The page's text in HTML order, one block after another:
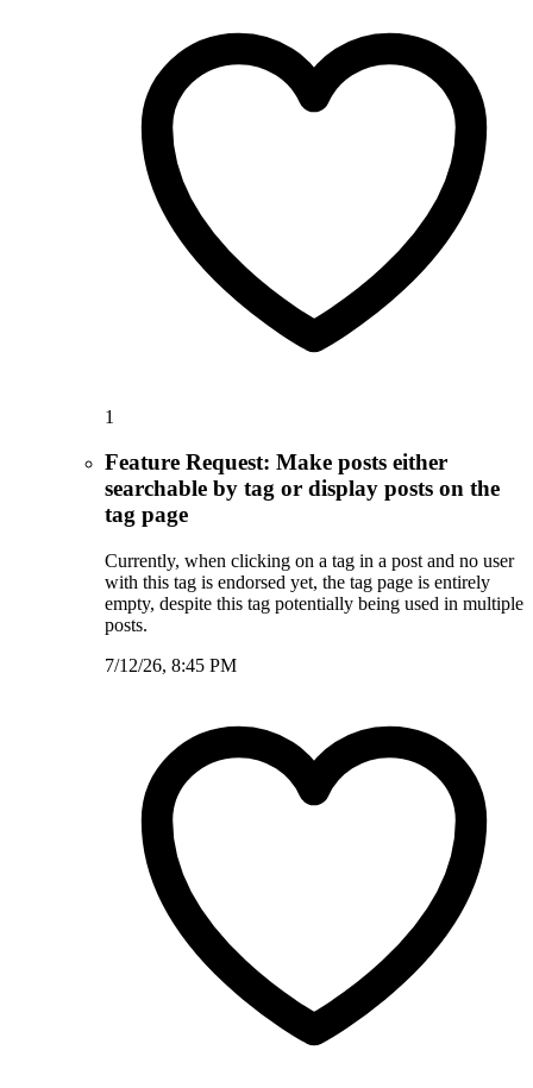
1
Feature Request: Make posts either
searchable by tag or display posts on the
tag page
Currently, when clicking on a tag in a post and no user
with this tag is endorsed yet, the tag page is entirely
empty, despite this tag potentially being used in multiple
posts.
7/12/26, 8:45 PM